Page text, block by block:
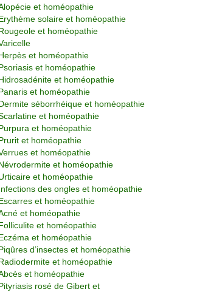
et homéopathie
solaire et homéopathie
et homéopathie
et homéopathie
et homéopathie
et homéopathie
et homéopathie
séborrhéique et homéopathie
et homéopathie
et homéopathie
et homéopathie
et homéopathie
et homéopathie
et homéopathie
des ongles et homéopathie
et homéopathie
et homéopathie
et homéopathie
et homéopathie
d’insectes et homéopathie
et homéopathie
et homéopathie
rosé de Gibert et